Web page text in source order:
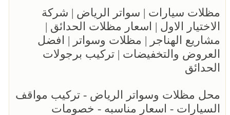
مظلات سيارات | سواتر الرياض | شركة
الاختيار الاول | اسعار مظلات الحدائق |
مشاريع الهناجر | مظلات وسواتر | افضل
العروض والتخفيضات | تركيب برجولات
الحدائق
محل مظلات وسواتر الرياض - تركيب مواقف
السيارات - اسعار مناسبه - خصومات